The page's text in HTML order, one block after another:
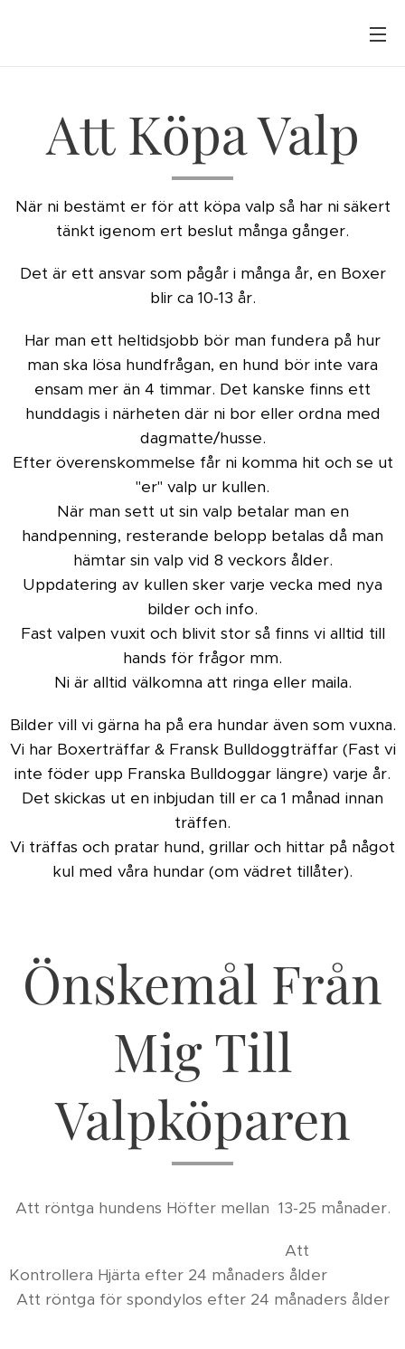
Att Köpa Valp
När ni bestämt er för att köpa valp så har ni säkert
tänkt igenom ert beslut många gånger.
Det är ett ansvar som pågår i många år, en Boxer
blir ca 10-13 år.
Har man ett heltidsjobb bör man fundera på hur
man ska lösa hundfrågan, en hund bör inte vara
ensam mer än 4 timmar. Det kanske finns ett
hunddagis i närheten där ni bor eller ordna med
dagmatte/husse.
Efter överenskommelse får ni komma hit och se ut
"er" valp ur kullen.
När man sett ut sin valp betalar man en
handpenning, resterande belopp betalas då man
hämtar sin valp vid 8 veckors ålder.
Uppdatering av kullen sker varje vecka med nya
bilder och info.
Fast valpen vuxit och blivit stor så finns vi alltid till
hands för frågor mm.
Ni är alltid välkomna att ringa eller maila.
Bilder vill vi gärna ha på era hundar även som vuxna.
Vi har Boxerträffar & Fransk Bulldoggträffar (Fast vi
inte föder upp Franska Bulldoggar längre) varje år.
Det skickas ut en inbjudan till er ca 1 månad innan
träffen.
Vi träffas och pratar hund, grillar och hittar på något
kul med våra hundar (om vädret tillåter).
Önskemål Från
Mig Till
Valpköparen
Att röntga hundens Höfter mellan 13-25 månader.
Att
Kontrollera Hjärta efter 24 månaders ålder
Att röntga för spondylos efter 24 månaders ålder